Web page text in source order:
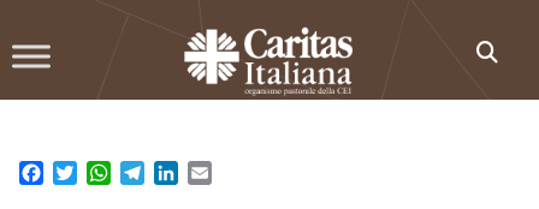
to
Facebook
TwitterWhatsApp
TelegramLinkedIn